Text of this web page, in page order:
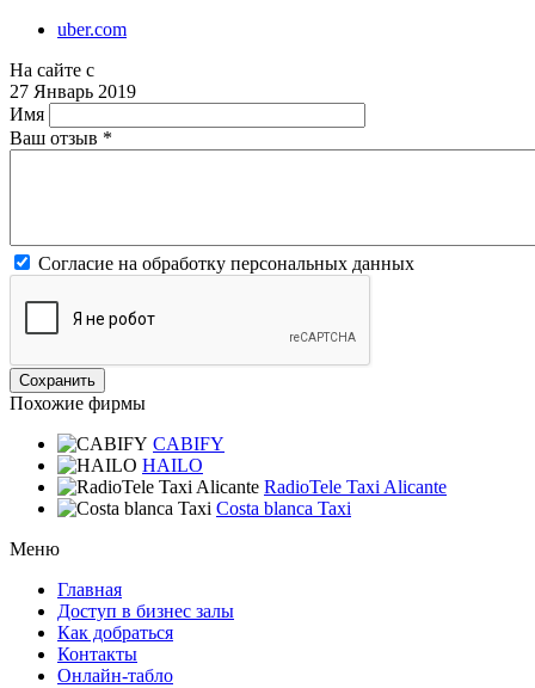
uber.com
На сайте с
27 Январь 2019
Имя
Ваш отзыв *
Согласие на обработку персональных данных
Похожие фирмы
CABIFY
HAILO
RadioTele Taxi Alicante
Costa blanca Taxi
Меню
Главная
Доступ в бизнес залы
Как добраться
Контакты
Онлайн-табло